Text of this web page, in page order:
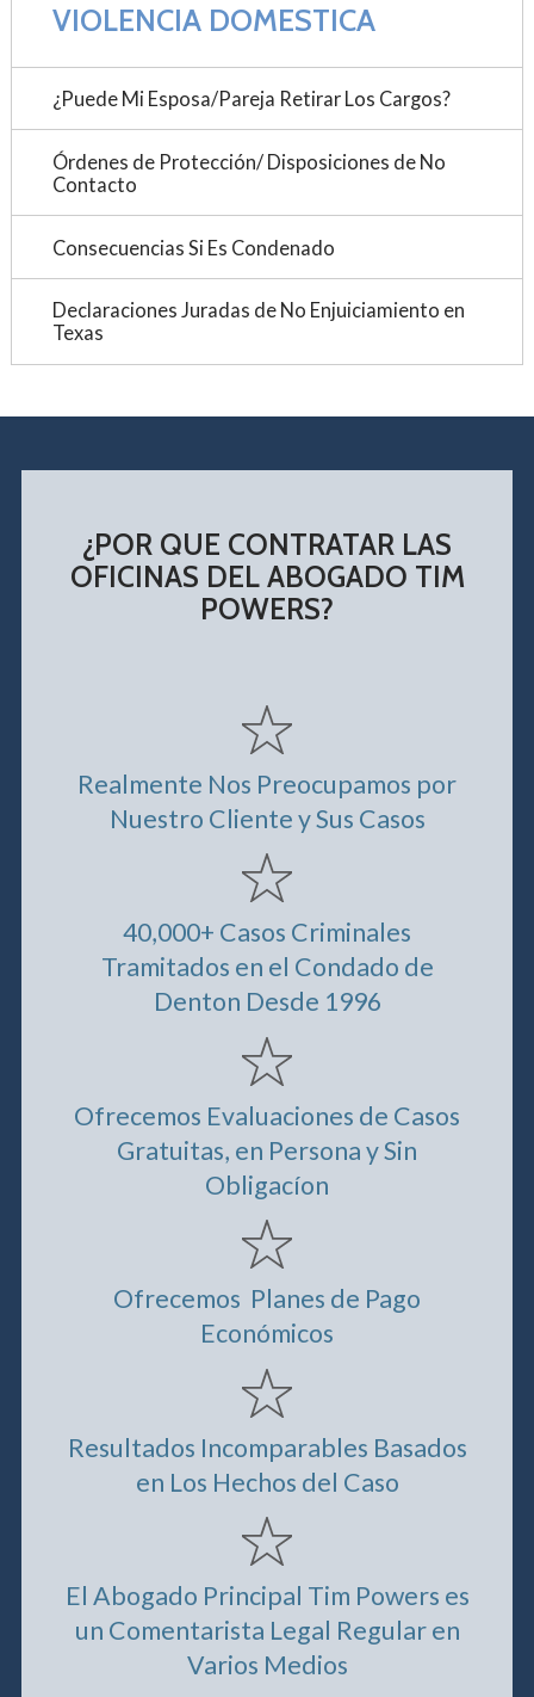
VIOLENCIA DOMESTICA
¿Puede Mi Esposa/Pareja Retirar Los Cargos?
Órdenes de Protección/ Disposiciones de No
Contacto
Consecuencias Si Es Condenado
Declaraciones Juradas de No Enjuiciamiento en
Texas
¿POR QUE CONTRATAR LAS
OFICINAS DEL ABOGADO TIM
POWERS?
Realmente Nos Preocupamos por
Nuestro Cliente y Sus Casos
40,000+ Casos Criminales
Tramitados en el Condado de
Denton Desde 1996
Ofrecemos Evaluaciones de Casos
Gratuitas, en Persona y Sin
Obligacíon
Ofrecemos Planes de Pago
Económicos
Resultados Incomparables Basados
en Los Hechos del Caso
El Abogado Principal Tim Powers es
un Comentarista Legal Regular en
Varios Medios